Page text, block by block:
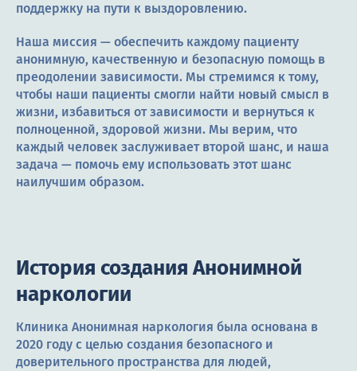
поддержку на пути к выздоровлению.
Наша миссия — обеспечить каждому пациенту
анонимную, качественную и безопасную помощь в
преодолении зависимости. Мы стремимся к тому,
чтобы наши пациенты смогли найти новый смысл в
жизни, избавиться от зависимости и вернуться к
полноценной, здоровой жизни. Мы верим, что
каждый человек заслуживает второй шанс, и наша
задача — помочь ему использовать этот шанс
наилучшим образом.
История создания Анонимной
наркологии
Клиника Анонимная наркология была основана в
2020 году с целью создания безопасного и
доверительного пространства для людей,